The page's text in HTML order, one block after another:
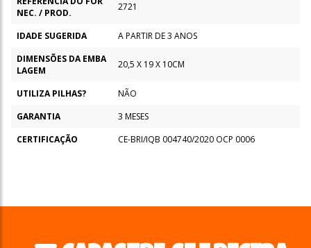
NEC. / PROD.
2721
IDADE SUGERIDA
A PARTIR DE 3 ANOS
DIMENSÕES DA EMBA
LAGEM
20,5 X 19 X 10CM
UTILIZA PILHAS?
NÃO
GARANTIA
3 MESES
CERTIFICAÇÃO
CE-BRI/IQB 004740/2020 OCP 0006